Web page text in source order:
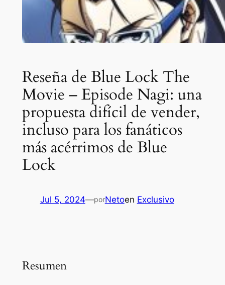
Reseña de Blue Lock The
Movie – Episode Nagi: una
propuesta difícil de vender,
incluso para los fanáticos
más acérrimos de Blue
Lock
Jul 5, 2024—porNetoen Exclusivo
Resumen